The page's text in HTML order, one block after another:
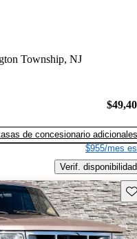
Township, NJ
de concesionario adicionales
$955/mes
Verif. disponibilidad